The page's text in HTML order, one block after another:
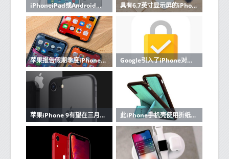
iPhoneiPad或Android之类的所有最新旗舰设备现在都没有外部存储器扩展插槽 具有6.7英寸显示屏的iPhone 12可以搭载更大的后置摄像头
苹果报告假期季度iPhone销售强劲 Google引入了iPhone对重要安全功能的支持
苹果iPhone 9有望在三月底发布：期待什么 此iPhone手机壳使用折纸样式的折叠件将支架添加到设备中